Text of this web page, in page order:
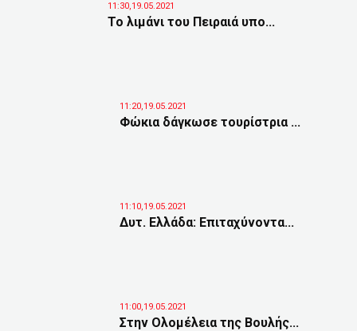
11:30,19.05.2021
Το λιμάνι του Πειραιά υπο...
11:20,19.05.2021
Φώκια δάγκωσε τουρίστρια ...
11:10,19.05.2021
Δυτ. Ελλάδα: Επιταχύνοντα...
11:00,19.05.2021
Στην Ολομέλεια της Βουλής...